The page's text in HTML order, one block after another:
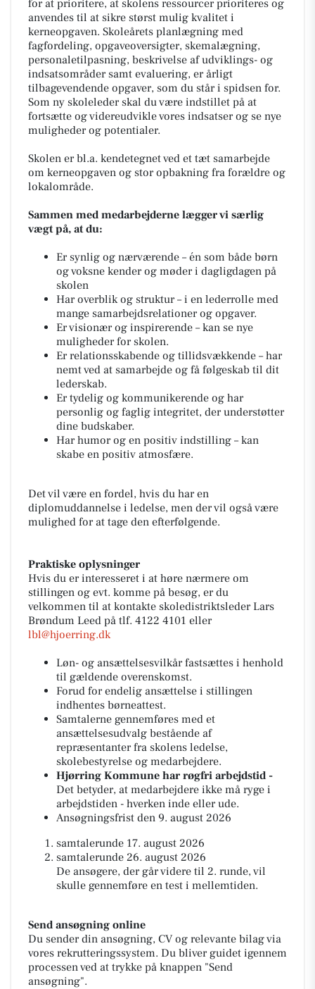
for at prioritere, at skolens ressourcer prioriteres og
anvendes til at sikre størst mulig kvalitet i
kerneopgaven. Skoleårets planlægning med
fagfordeling, opgaveoversigter, skemalægning,
personaletilpasning, beskrivelse af udviklings- og
indsatsområder samt evaluering, er årligt
tilbagevendende opgaver, som du står i spidsen for.
Som ny skoleleder skal du være indstillet på at
fortsætte og videreudvikle vores indsatser og se nye
muligheder og potentialer.
Skolen er bl.a. kendetegnet ved et tæt samarbejde
om kerneopgaven og stor opbakning fra forældre og
lokalområde.
Sammen med medarbejderne lægger vi særlig
vægt på, at du:
Er synlig og nærværende – én som både børn
og voksne kender og møder i dagligdagen på
skolen
Har overblik og struktur – i en lederrolle med
mange samarbejdsrelationer og opgaver.
Er visionær og inspirerende – kan se nye
muligheder for skolen.
Er relationsskabende og tillidsvækkende – har
nemt ved at samarbejde og få følgeskab til dit
lederskab.
Er tydelig og kommunikerende og har
personlig og faglig integritet, der understøtter
dine budskaber.
Har humor og en positiv indstilling – kan
skabe en positiv atmosfære.
Det vil være en fordel, hvis du har en
diplomuddannelse i ledelse, men der vil også være
mulighed for at tage den efterfølgende.
Praktiske oplysninger
Hvis du er interesseret i at høre nærmere om
stillingen og evt. komme på besøg, er du
velkommen til at kontakte skoledistriktsleder Lars
Brøndum Leed på tlf. 4122 4101 eller
lbl@hjoerring.dk
Løn- og ansættelsesvilkår fastsættes i henhold
til gældende overenskomst.
Forud for endelig ansættelse i stillingen
indhentes børneattest.
Samtalerne gennemføres med et
ansættelsesudvalg bestående af
repræsentanter fra skolens ledelse,
skolebestyrelse og medarbejdere.
Hjørring Kommune har røgfri arbejdstid -
Det betyder, at medarbejdere ikke må ryge i
arbejdstiden - hverken inde eller ude.
Ansøgningsfrist den 9. august 2026
samtalerunde 17. august 2026
samtalerunde 26. august 2026
De ansøgere, der går videre til 2. runde, vil
skulle gennemføre en test i mellemtiden.
Send ansøgning online
Du sender din ansøgning, CV og relevante bilag via
vores rekrutteringssystem. Du bliver guidet igennem
processen ved at trykke på knappen "Send
ansøgning".